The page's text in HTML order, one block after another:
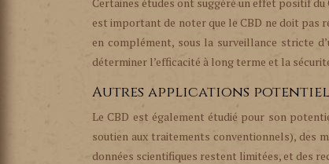
est important de noter que le CBD ne doit
en complément, sous la surveillance stricte
déterminer l’efficacité à long terme et la
Autres applications
Le CBD est également étudié pour son
soutien aux traitements conventionnels), des
données scientifiques restent limitées, et des